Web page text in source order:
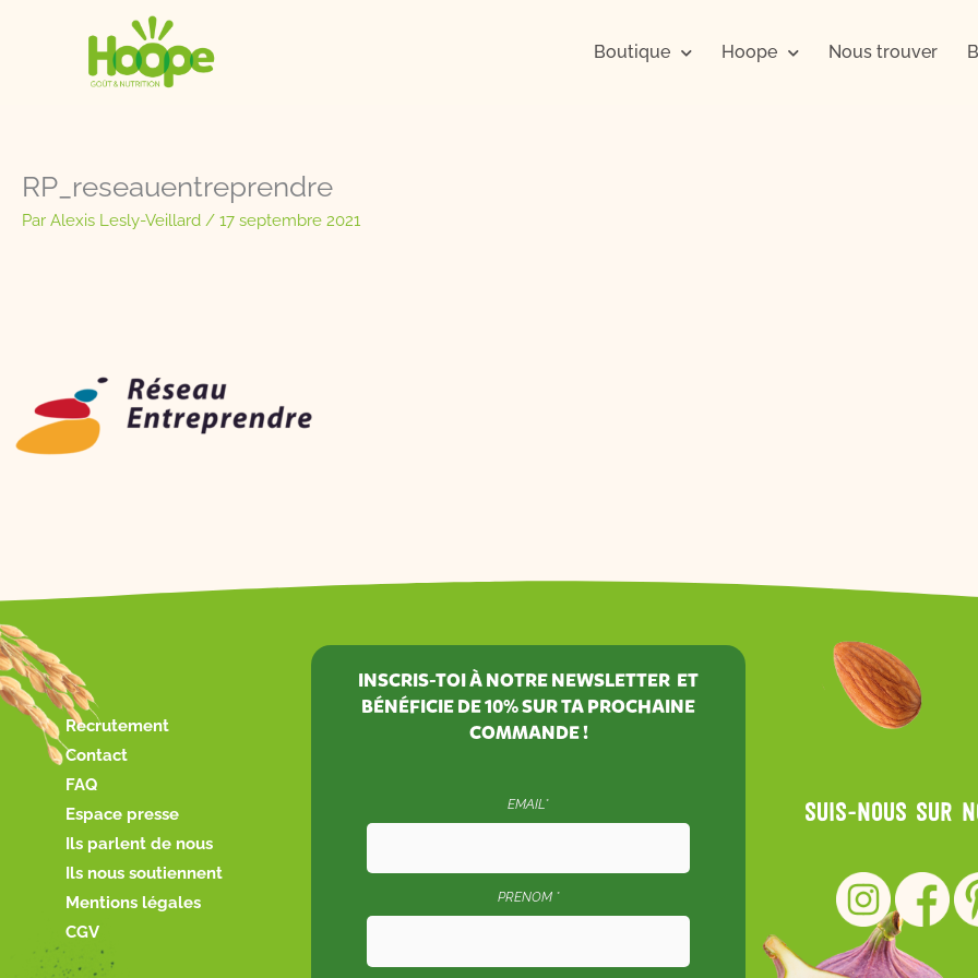
Boutique Hoope Nous trouver
RP_reseauentreprendre
Par Alexis Lesly-Veillard / 17 septembre 2021
Recrutement
Contact
FAQ
Espace presse
Ils parlent de nous
Ils nous soutiennent
Mentions légales
CGV
INSCRIS-TOI À NOTRE NEWSLETTER ET
BÉNÉFICIE DE10%SUR TA PROCHAINE
COMMANDE !
EMAIL*
PRENOM *
Suis-nous sur